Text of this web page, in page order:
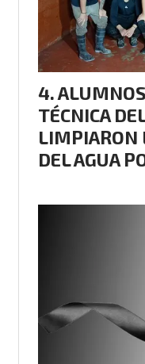
TÉCNICA
LIMPIARON
DEL AGUA